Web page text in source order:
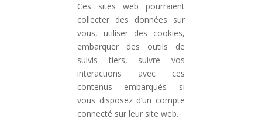
Ces sites web pourraient
collecter des données sur
vous, utiliser des cookies,
embarquer des outils de
suivis tiers, suivre vos
interactions avec ces
contenus embarqués si
vous disposez d’un compte
connecté sur leur site web.